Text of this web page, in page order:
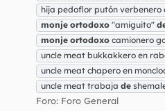
hija pedoflor putón verbenero
monje ortodoxo "amiguito"
monje ortodoxo camionero
uncle meat bukkakkero en
uncle meat chapero en
uncle meat trabaja de
Foro: Foro General